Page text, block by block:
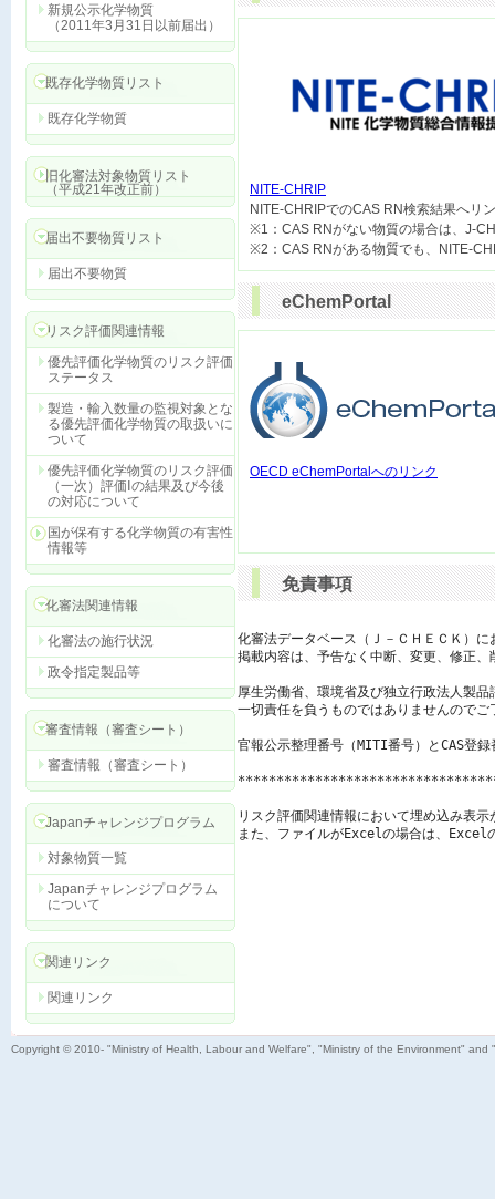
新規公示化学物質
（2011年3月31日以前届出）
既存化学物質リスト
既存化学物質
旧化審法対象物質リスト
（平成21年改正前）
届出不要物質リスト
届出不要物質
リスク評価関連情報
優先評価化学物質のリスク評価
ステータス
製造・輸入数量の監視対象とな
る優先評価化学物質の取扱いに
ついて
優先評価化学物質のリスク評価
（一次）評価Ⅰの結果及び今後
の対応について
国が保有する化学物質の有害性
情報等
化審法関連情報
化審法の施行状況
政令指定製品等
審査情報（審査シート）
審査情報（審査シート）
Japanチャレンジプログラム
対象物質一覧
Japanチャレンジプログラム
について
関連リンク
関連リンク
NITE-CHRIP
NITE-CHRIPでのCAS RN検索結果へリ
※1：CAS RNがない物質の場合は、J-
eChemPortal
OECD eChemPortalへのリンク
免責事項
化審法データベース（Ｊ－ＣＨＥＣＫ）
掲載内容は、予告なく中断、変更、修正
厚生労働省、環境省及び独立行政法人製
一切責任を負うものではありませんのでご
官報公示整理番号（MITI番号）とCAS登
リスク評価関連情報において埋め込み表
また、ファイルがExcelの場合は、Excel
Copyright © 2010- "Ministry of Health, Labour and Welfare", "Ministry of the Environment"